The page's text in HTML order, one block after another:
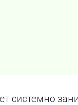
системно